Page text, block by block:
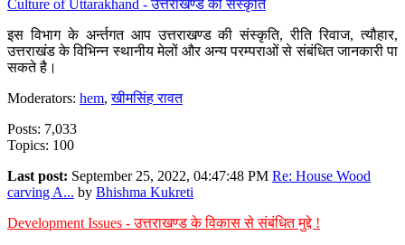
Culture of Uttarakhand - उत्तराखण्ड की संस्कृति
इस विभाग के अर्न्तगत आप उत्तराखण्ड की संस्कृति, रीति रिवाज, त्यौहार,
उत्तराखंड के विभिन्न स्थानीय मेलों और अन्य परम्पराओं से संबंधित जानकारी पा
सकते है।
Moderators: hem,खीमसिंह रावत
Posts: 7,033
Topics: 100
Last post: September 25, 2022, 04:47:48 PM Re: House Wood
carving A... by Bhishma Kukreti
Development Issues - उत्तराखण्ड के विकास से संबंधित मुद्दे !